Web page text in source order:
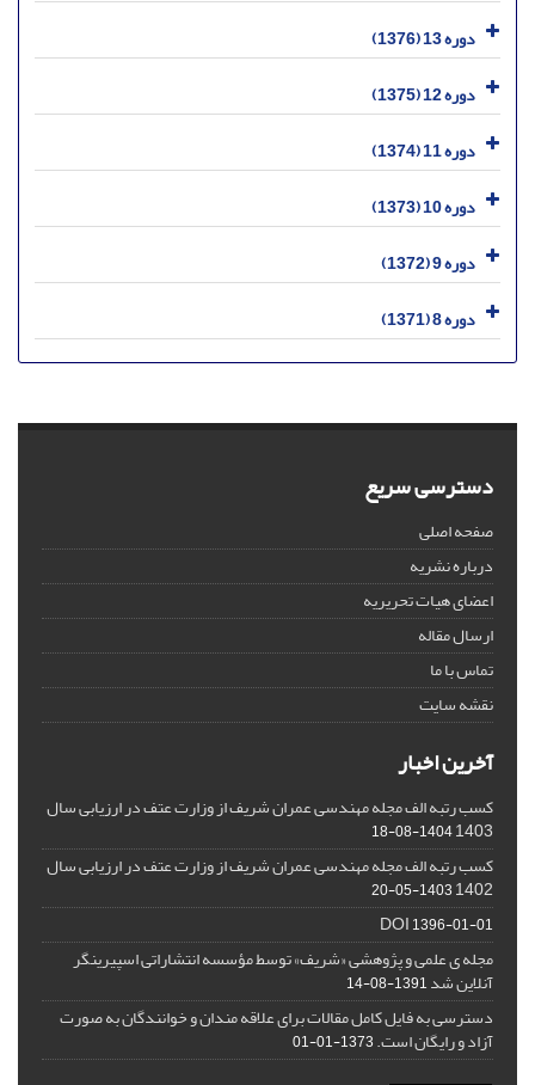
دوره 13 (1376)
دوره 12 (1375)
دوره 11 (1374)
دوره 10 (1373)
دوره 9 (1372)
دوره 8 (1371)
دسترسی سریع
صفحه اصلی
درباره نشریه
اعضای هیات تحریریه
ارسال مقاله
تماس با ما
نقشه سایت
آخرین اخبار
کسب رتبه الف مجله مهندسی عمران شریف از وزارت عتف در ارزیابی سال
1403
1404-08-18
کسب رتبه الف مجله مهندسی عمران شریف از وزارت عتف در ارزیابی سال
1402
1403-05-20
DOI1396-01-01
مجله ی علمی و پژوهشی «شریف» توسط مؤسسه انتشاراتی اسپیرینگر
آنلاین شد1391-08-14
دسترسی به فایل کامل مقالات برای علاقه مندان و خوانندگان به صورت
آزاد و رایگان است.1373-01-01